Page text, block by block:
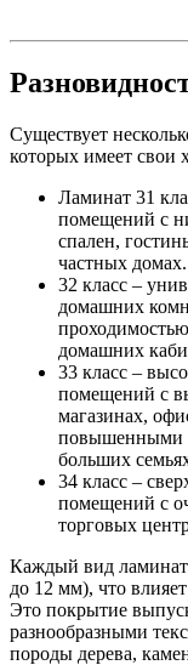
Существует
которых имеет свои
Ламинат 31
помещений с
спален,
частных домах.
32 класс –
домашних
домашних
33 класс –
помещений с
магазинах,
повышенными
больших
34 класс –
помещений с
торговых
Каждый вид
до 12 мм), что
Это покрытие
разнообразными
породы дерева,